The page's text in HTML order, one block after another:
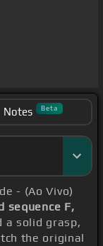
Notes Beta
- (Ao Vivo)
sequence F,
a solid grasp,
the original